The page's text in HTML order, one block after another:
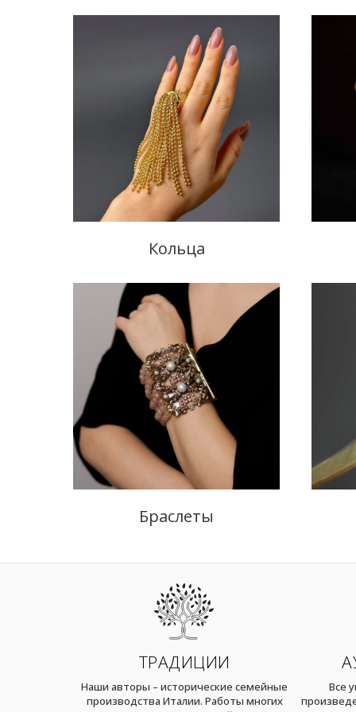
Кольца
Браслеты
ТРАДИЦИИ
Наши авторы – исторические семейные
производства Италии. Работы многих
Все